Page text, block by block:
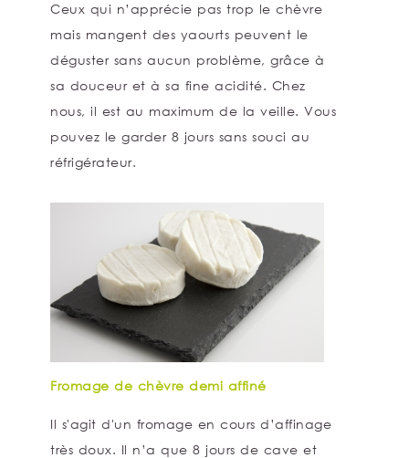
Ceux qui n’apprécie pas trop le chèvre
mais mangent des yaourts peuvent le
déguster sans aucun problème, grâce à
sa douceur et à sa fine acidité. Chez
nous, il est au maximum de la veille. Vous
pouvez le garder 8 jours sans souci au
réfrigérateur.
Fromage de chèvre demi affiné
Il s'agit d'un fromage en cours d’affinage
très doux. Il n’a que 8 jours de cave et